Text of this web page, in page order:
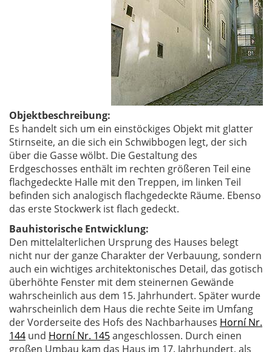
Objektbeschreibung:
Es handelt sich um ein einstöckiges Objekt mit glatter
Stirnseite, an die sich ein Schwibbogen legt, der sich
über die Gasse wölbt. Die Gestaltung des
Erdgeschosses enthält im rechten größeren Teil eine
flachgedeckte Halle mit den Treppen, im linken Teil
befinden sich analogisch flachgedeckte Räume. Ebenso
das erste Stockwerk ist flach gedeckt.
Bauhistorische Entwicklung:
Den mittelalterlichen Ursprung des Hauses belegt
nicht nur der ganze Charakter der Verbauung, sondern
auch ein wichtiges architektonisches Detail, das gotisch
überhöhte Fenster mit dem steinernen Gewände
wahrscheinlich aus dem 15. Jahrhundert. Später wurde
wahrscheinlich dem Haus die rechte Seite im Umfang
der Vorderseite des Hofs des Nachbarhauses Horní Nr.
144 und Horní Nr. 145angeschlossen. Durch einen
großen Umbau kam das Haus im 17. Jahrhundert, als